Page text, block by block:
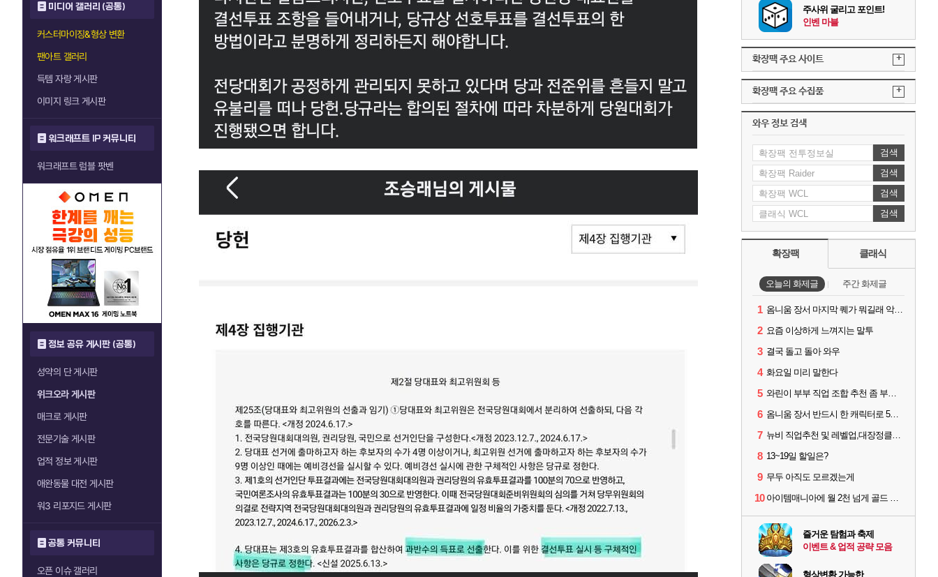
미디어 갤러리 (공통)
커스터마이징&형상 변환
팬아트 갤러리
득템 자랑 게시판
이미지 링크 게시판
워크래프트 IP 커뮤니티
워크래프트 럼블 팟벤
정보 공유 게시판 (공통)
성약의 단 게시판
위크오라 게시판
매크로 게시판
전문기술 게시판
업적 정보 게시판
애완동물 대전 게시판
워3 리포지드 게시판
공통 커뮤니티
오픈 이슈 갤러리
주사위 굴리고 포인트!
인벤 마블
확장팩 주요 사이트 +
확장팩 주요 수집품 +
와우 정보 검색
검색
검색
검색
검색
확장팩 클래식
오늘의 화제글 주간 화제글
1 옴니움 장서 마지막 퀘가 뭐길래 악명이 높은거임?
2 요즘 이상하게 느껴지는 말투
3 결국 돌고 돌아 와우
4 화요일 미리 말한다
5 와린이 부부 직업 조합 추천 좀 부탁드립니다! 형님들!
6 옴니움 장서 반드시 한 캐릭터로 5단계까지 밀어야 하나요?
7 뉴비 직업추천 및 레벨업,대장정클리어 시간이 궁금합니다!
8 13~19일 할일은?
9 무두 아직도 모르겠는게
10 아이템매니아에 월 2천 넘게 골드 파는 인간 있던데
즐거운 탐험과 축제
이벤트 & 업적 공략 모음
형상변환 가능한